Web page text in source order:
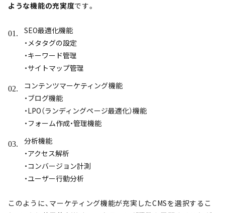
ような機能の充実度です。
SEO最適化機能
・メタタグの設定
・キーワード管理
・サイトマップ管理
コンテンツマーケティング機能
・ブログ機能
・LPO（ランディングページ最適化）機能
・ フォーム作成・管理機能
分析機能
・アクセス解析
・コンバージョン計測
・ユーザー行動分析
このように、マーケティング機能が充実したCMSを選択するこ